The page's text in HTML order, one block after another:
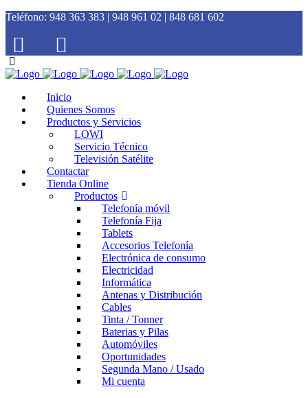
Teléfono: 948 363 383 | 948 961 02 | 848 681 602
Inicio
Quienes Somos
Productos y Servicios
LOWI
Servicio Técnico
Televisión Satélite
Contactar
Tienda Online
Productos
Telefonía móvil
Telefonía Fija
Tablets
Accesorios Telefonía
Electrónica de consumo
Electricidad
Informática
Antenas y Distribución
Cables
Tinta / Tonner
Baterias y Pilas
Automóviles
Oportunidades
Segunda Mano / Usado
Mi cuenta